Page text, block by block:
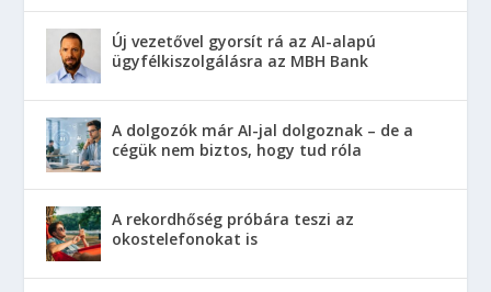
Új vezetővel gyorsít rá az AI-alapú
ügyfélkiszolgálásra az MBH Bank
A dolgozók már AI-jal dolgoznak – de a
cégük nem biztos, hogy tud róla
A rekordhőség próbára teszi az
okostelefonokat is